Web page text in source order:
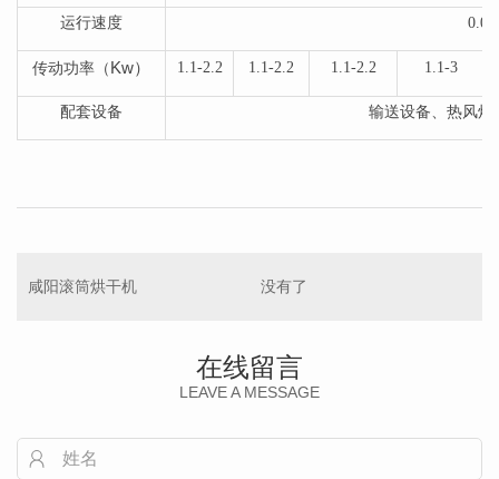
运行速度
传动功率（ Kw） 1.1-2.2 1.1-2.2 1.1-2.2 1.1-3
配套设备 输送设备、热风炉
咸阳滚筒烘干机 没有了
在线留言
LEAVE A MESSAGE